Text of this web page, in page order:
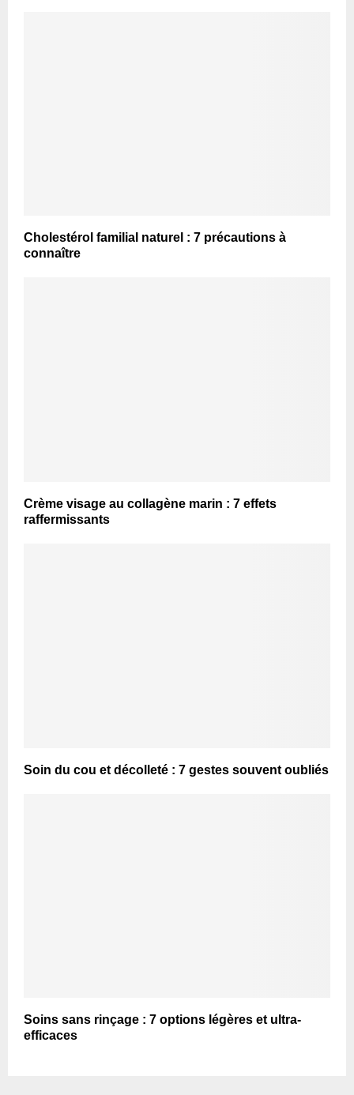
Cholestérol familial naturel : 7 précautions à
connaître
Crème visage au collagène marin : 7 effets
raffermissants
Soin du cou et décolleté : 7 gestes souvent oubliés
Soins sans rinçage : 7 options légères et ultra-
efficaces